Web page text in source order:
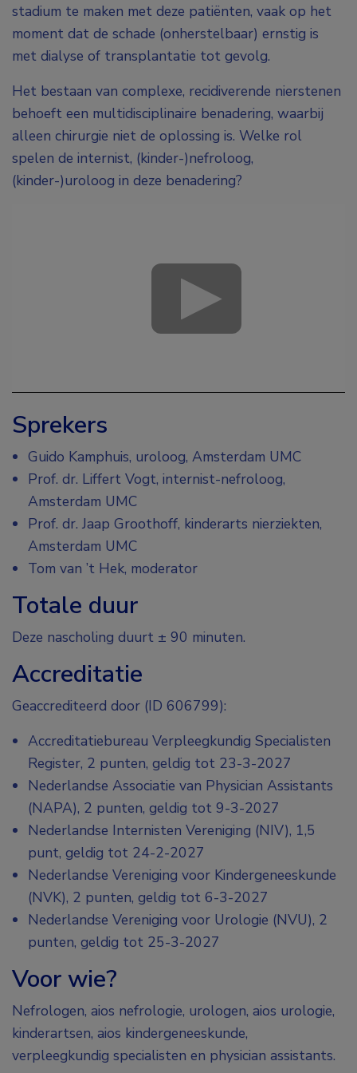
stadium te maken met deze patiënten, vaak op het
moment dat de schade (onherstelbaar) ernstig is
met dialyse of transplantatie tot gevolg.
Het bestaan van complexe, recidiverende nierstenen
behoeft een multidisciplinaire benadering, waarbij
alleen chirurgie niet de oplossing is. Welke rol
spelen de internist, (kinder-)nefroloog,
(kinder-)uroloog in deze benadering?
Sprekers
Guido Kamphuis, uroloog, Amsterdam UMC
Prof. dr. Liffert Vogt, internist-nefroloog,
Amsterdam UMC
Prof. dr. Jaap Groothoff, kinderarts nierziekten,
Amsterdam UMC
Tom van ’t Hek, moderator
Totale duur
Deze nascholing duurt ± 90 minuten.
Accreditatie
Geaccrediteerd door (ID 606799):
Accreditatiebureau Verpleegkundig Specialisten
Register, 2 punten, geldig tot 23-3-2027
Nederlandse Associatie van Physician Assistants
(NAPA), 2 punten, geldig tot 9-3-2027
Nederlandse Internisten Vereniging (NIV), 1,5
punt, geldig tot 24-2-2027
Nederlandse Vereniging voor Kindergeneeskunde
(NVK), 2 punten, geldig tot 6-3-2027
Nederlandse Vereniging voor Urologie (NVU), 2
punten, geldig tot 25-3-2027
Voor wie?
Nefrologen, aios nefrologie, urologen, aios urologie,
kinderartsen, aios kindergeneeskunde,
verpleegkundig specialisten en physician assistants.